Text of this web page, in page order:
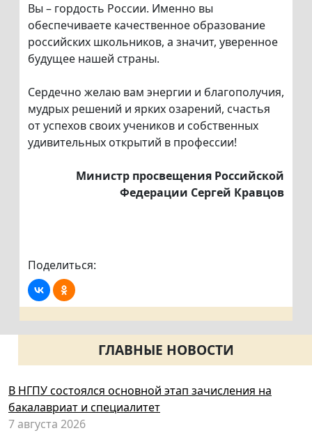
Вы – гордость России. Именно вы
обеспечиваете качественное образование
российских школьников, а значит, уверенное
будущее нашей страны.
Сердечно желаю вам энергии и благополучия,
мудрых решений и ярких озарений, счастья
от успехов своих учеников и собственных
удивительных открытий в профессии!
Министр просвещения Российской
Федерации Сергей Кравцов
Поделиться:
ГЛАВНЫЕ НОВОСТИ
В НГПУ состоялся основной этап зачисления на
бакалавриат и специалитет
7 августа 2026